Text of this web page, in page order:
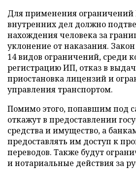
Для применения ограничений
внутренних дел должно
нахождения человека за
уклонение от наказания.
14 видов ограничений, среди
регистрацию ИП, отказ в
приостановка лицензий и
управления транспортом.
Помимо этого, попавшим под
откажут в предоставлении
средства и имущество, а
предоставлять им доступ к
переводов. Также будут
и нотариальные действия за